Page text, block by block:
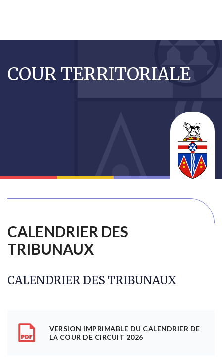
contenu
principal
COUR TERRITORIALE
CALENDRIER DES
TRIBUNAUX
CALENDRIER DES TRIBUNAUX
VERSION IMPRIMABLE DU CALENDRIER DE
LA COUR DE CIRCUIT 2026